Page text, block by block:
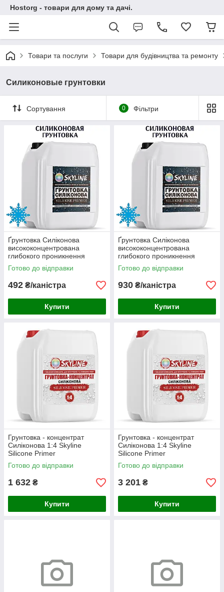
Hostorg - товари для дому та дачі.
Товари та послуги Товари для будівництва та ремонту
Силиконовые грунтовки
Сортування 0 Фільтри
Ґрунтовка Силіконова
висококонцентрована
глибокого проникнення
«Silicone SkyLine» 5л
(морозостійка)
Готово до відправки
492 ₴/каністра
Купити
Ґрунтовка Силіконова
висококонцентрована
глибокого проникнення
«Silicone SkyLine» 10л
(морозостійка)
Готово до відправки
930 ₴/каністра
Купити
Грунтовка - концентрат
Силіконова 1:4 Skyline
Silicone Primer
глибокопроникаюча 5 л
Готово до відправки
1 632 ₴
Купити
Грунтовка - концентрат
Силіконова 1:4 Skyline
Silicone Primer
глибокопроникаюча 10 л
Готово до відправки
3 201 ₴
Купити